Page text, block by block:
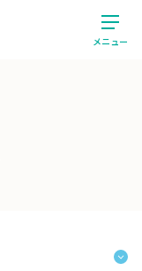
メニュー